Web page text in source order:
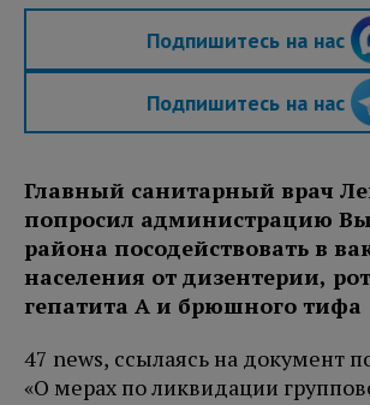
Подпишитесь на нас
Подпишитесь на нас
Главный санитарный врач
попросил администрацию
района посодействовать в
населения от дизентерии,
гепатита А и брюшного тифа
47 news, ссылаясь на документ
«О мерах по ликвидации